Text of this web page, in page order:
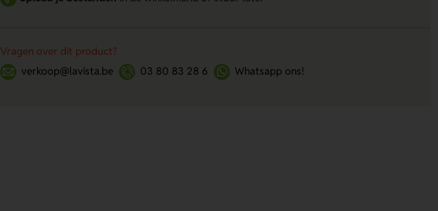
Vragen over dit product?
verkoop@lavista.be
03 80 83 28 6 Whatsapp ons!